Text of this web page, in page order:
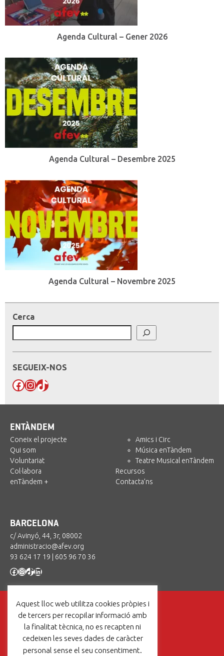
Agenda Cultural – Gener 2026
Agenda Cultural – Desembre 2025
Agenda Cultural – Novembre 2025
Cerca
SEGUEIX-NOS
Facebook
Instagram
TikTok
ENTÀNDEM
Coneix el projecte
Qui som
Voluntariat
Col·labora
enTàndem +
Amics i Circ
Música enTàndem
Teatre Musical enTàndem
Recursos
Contacta’ns
BARCELONA
c/ Avinyó, 44, 3r, 08002
administracio@afev.org
93 624 17 19
605 96 70 36
Facebook
Instagram
TikTok
LinkedIn
Un projecte de:
Aquest lloc web utilitza cookies pròpies i
de tercers per recopilar informació amb
la finalitat tècnica, no es recapten ni
cedeixen les seves dades de caràcter
personal sense el seu consentiment.